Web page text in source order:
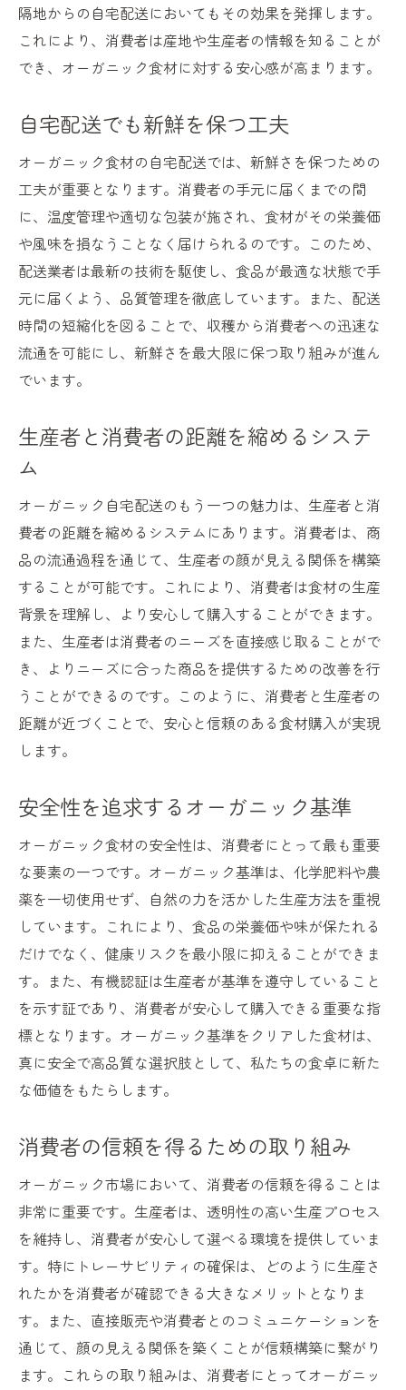
隔地からの自宅配送においてもその効果を発揮します。
これにより、消費者は産地や生産者の情報を知ることが
でき、オーガニック食材に対する安心感が高まります。
自宅配送でも新鮮を保つ工夫
オーガニック食材の自宅配送では、新鮮さを保つための
工夫が重要となります。消費者の手元に届くまでの間
に、温度管理や適切な包装が施され、食材がその栄養価
や風味を損なうことなく届けられるのです。このため、
配送業者は最新の技術を駆使し、食品が最適な状態で手
元に届くよう、品質管理を徹底しています。また、配送
時間の短縮化を図ることで、収穫から消費者への迅速な
流通を可能にし、新鮮さを最大限に保つ取り組みが進ん
でいます。
生産者と消費者の距離を縮めるシステ
ム
オーガニック自宅配送のもう一つの魅力は、生産者と消
費者の距離を縮めるシステムにあります。消費者は、商
品の流通過程を通じて、生産者の顔が見える関係を構築
することが可能です。これにより、消費者は食材の生産
背景を理解し、より安心して購入することができます。
また、生産者は消費者のニーズを直接感じ取ることがで
き、よりニーズに合った商品を提供するための改善を行
うことができるのです。このように、消費者と生産者の
距離が近づくことで、安心と信頼のある食材購入が実現
します。
安全性を追求するオーガニック基準
オーガニック食材の安全性は、消費者にとって最も重要
な要素の一つです。オーガニック基準は、化学肥料や農
薬を一切使用せず、自然の力を活かした生産方法を重視
しています。これにより、食品の栄養価や味が保たれる
だけでなく、健康リスクを最小限に抑えることができま
す。また、有機認証は生産者が基準を遵守していること
を示す証であり、消費者が安心して購入できる重要な指
標となります。オーガニック基準をクリアした食材は、
真に安全で高品質な選択肢として、私たちの食卓に新た
な価値をもたらします。
消費者の信頼を得るための取り組み
オーガニック市場において、消費者の信頼を得ることは
非常に重要です。生産者は、透明性の高い生産プロセス
を維持し、消費者が安心して選べる環境を提供していま
す。特にトレーサビリティの確保は、どのように生産さ
れたかを消費者が確認できる大きなメリットとなりま
す。また、直接販売や消費者とのコミュニケーションを
通じて、顔の見える関係を築くことが信頼構築に繋がり
ます。これらの取り組みは、消費者にとってオーガニッ